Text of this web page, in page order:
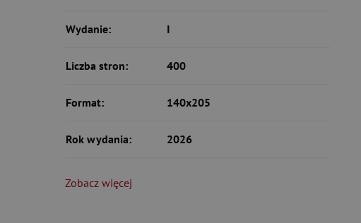
Wydanie: I
Liczba stron: 400
Format: 140x205
Rok wydania: 2026
Zobacz więcej